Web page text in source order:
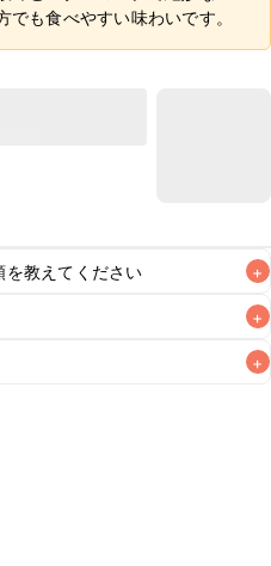
も食べやすい味わいです。
を教えてください +
+
+
す。なるべくお早めにお召